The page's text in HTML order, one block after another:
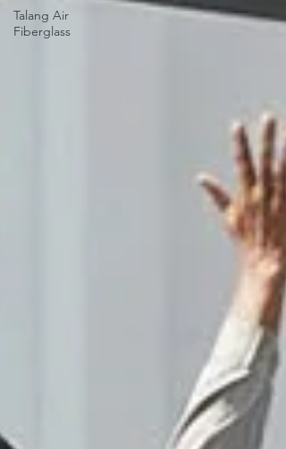
Talang Air
Fiberglass